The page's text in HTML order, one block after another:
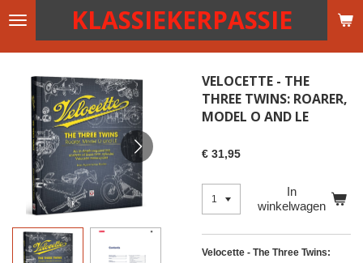
Ga
hoofdinhoud
KLASSIEKERPASSIE
VELOCETTE - THE
THREE TWINS: ROARER,
MODEL O AND LE
€ 31,95
In
winkelwagen
Velocette - The Three Twins: